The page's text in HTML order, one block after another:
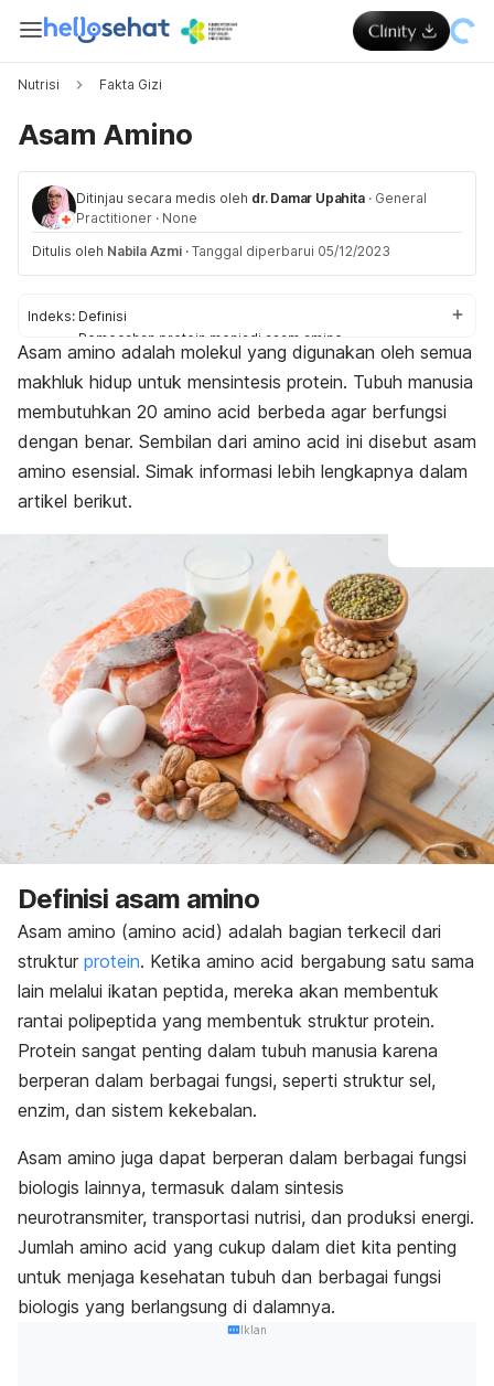
Nutrisi Fakta Gizi
Asam Amino
Ditinjau secara medis oleh dr. Damar Upahita · General
Practitioner · None
Ditulis oleh Nabila Azmi · Tanggal diperbarui 05/12/2023
Indeks: Definisi
Pemecahan protein menjadi asam amino
Jenis
Fungsi
Sumber
Asam amino adalah molekul yang digunakan oleh semua
makhluk hidup untuk mensintesis protein. Tubuh manusia
membutuhkan 20 amino acid berbeda agar berfungsi
dengan benar. Sembilan dari amino acid ini disebut asam
amino esensial. Simak informasi lebih lengkapnya dalam
artikel berikut.
Definisi asam amino
Asam amino (amino acid) adalah bagian terkecil dari
struktur protein. Ketika amino acid bergabung satu sama
lain melalui ikatan peptida, mereka akan membentuk
rantai polipeptida yang membentuk struktur protein.
Protein sangat penting dalam tubuh manusia karena
berperan dalam berbagai fungsi, seperti struktur sel,
enzim, dan sistem kekebalan.
Asam amino juga dapat berperan dalam berbagai fungsi
biologis lainnya, termasuk dalam sintesis
neurotransmiter, transportasi nutrisi, dan produksi energi.
Jumlah amino acid yang cukup dalam diet kita penting
untuk menjaga kesehatan tubuh dan berbagai fungsi
biologis yang berlangsung di dalamnya.
Iklan